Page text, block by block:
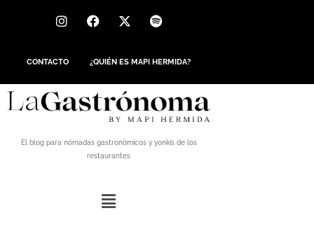
CONTACTO ¿QUIÉN ES MAPI HERMIDA?
El blog para nómadas gastronómicos y yonkis de los
restaurantes